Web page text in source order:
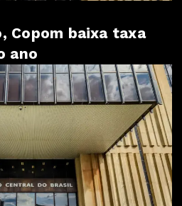
Copom baixa taxa
ano